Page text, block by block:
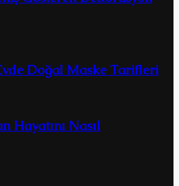
Doğal Maske Tarifleri
Hayatını Nasıl